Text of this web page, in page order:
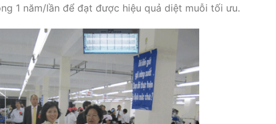
1 năm/lần để đạt được hiệu quả diệt muỗi tối ưu.